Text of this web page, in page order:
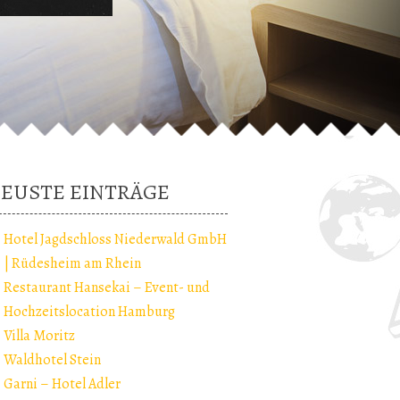
EINTRÄGE
Hotel Jagdschloss Niederwald GmbH
| Rüdesheim am Rhein
Restaurant Hansekai – Event- und
Hochzeitslocation Hamburg
Villa Moritz
Waldhotel Stein
Garni – Hotel Adler